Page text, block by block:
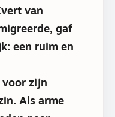
van
gaf
een ruim en
zijn
Als arme